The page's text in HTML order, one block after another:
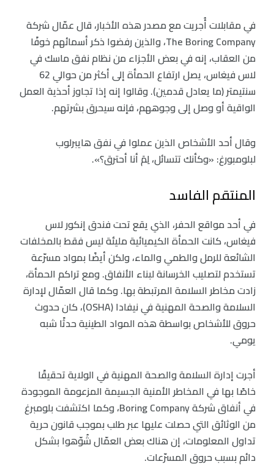
في مقابلات أُجريت مع مصدر هذه الأخبار، قال عمّال شركة
The Boring Company، والذين رفضوا ذكر أسمائهم خوفًا
من العقاب، إنه في بعض الأجزاء من نظام نفق ماسك في
لاس فيغاس، يصل ارتفاع الحمأة إلى أكثر من حوالي 62
سنتيمتر (ما يعادل قدمين). وقالوا إنه إذا تجاوز أحذية العمل
الواقية أو وصل إلى وجوههم، فإنه سيحرق بشرتهم.
وقال أحد الأشخاص الذين عملوا في نفق هايبرلوب
لبلومبورغ: «وكأنك تتسائل، لِمَ أنا أحترق؟».
المنتقم الفاسد
في أحد مواقع الحفر، الذي يقع تحت فندق إنكور لاس
فيغاس، كانت الحمأة الكيميائية مليئة ليس فقط بالمخلفات
الشائعة للرمل والطمي والماء، ولكن أيضًا بمواد مسرّعة
تستخدم لتصليب الخرسانة لبناء الأنفاق. ومع تراكم الحمأة،
زادت مخاطر السلامة المرتبطة بها. وكما قال العمّال لإدارة
السلامة والصحة المهنية في نيفادا (OSHA)، كان حدوث
حروق للأشخاص بواسطة هذه المواد الطينية حدثًا شبه
يومي.
أجرت إدارة السلامة والصحة المهنية في الولاية تحقيقًا
خاصًا بها في المخاطر الأمنية الجسيمة المزعومة الموجودة
في أنفاق شركة Boring Company، وكما اكتشفت بلومبرغ
من الوثائق التي حصلت عليها عبر طلب بموجب قانون حرية
تداول المعلومات، إن هناك بعض العمّال شُوّهوا بشكل
دائم بسبب حروق المسرّعات.